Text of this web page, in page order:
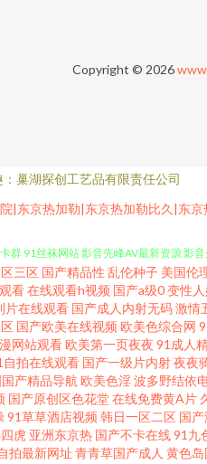
Copyright © 2026
巢湖探创工艺品有限责任公司
|东京热加勒|东京热加勒比久|东
新地址 午夜剧场福利社 91操屄91爽o
群 91丝袜网站 影音先峰AV最新资源
19p 91传媒在线官网 在线h网 韩国福
本韩国在线不卡视频 五月花丁香社区
三区 国产精品性 乱伦种子 美国伦
看在线观看h视频 国产a级0变性人
片在线观看 国产成人内射无码激情
国产欧美在线视频 欧美色综合网
网站观看欧美第一页夜夜 91成人
自拍在线观看 国产一级片内射夜夜
产精品导航 欧美色淫波多野结依
国产原创区色花堂在线免费黄A片
91草草酒店视频 韩日一区二区 国
虎 亚洲东京热 国产不卡在线91九
拍最新网址 青青草国产成人 黄色